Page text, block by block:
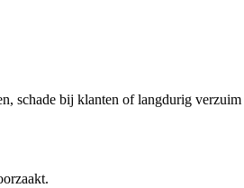
schade bij klanten of langdurig